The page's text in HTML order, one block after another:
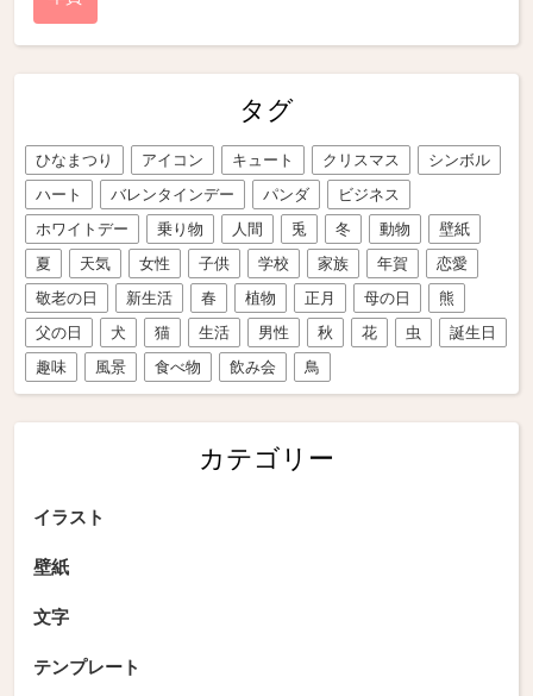
タグ
ひなまつり アイコン キュート クリスマス
シンボル
ハート
バレンタインデー パンダ
ビジネス
ホワイトデー
乗り物 人間 兎 冬 動物
壁紙
夏
天気 女性 子供 学校 家族 年賀
恋愛
敬老の日
新生活 春 植物 正月 母の日
熊
父の日
犬 猫 生活 男性 秋 花 虫
誕生日
趣味
風景 食べ物 飲み会 鳥
カテゴリー
イラスト
壁紙
文字
テンプレート